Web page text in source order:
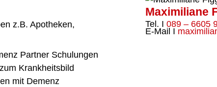
z.B. Apotheken,
Partner Schulungen
Krankheitsbild
mit Demenz
Maximiliane
Tel. I 089 – 6605
E-Mail I